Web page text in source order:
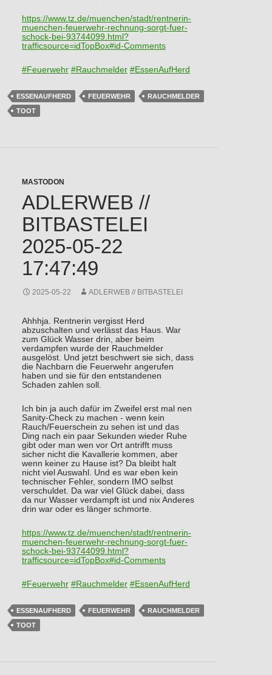
https://www. tz.de/muenchen/stadt/rentnerin-
muenchen-feuerwehr-rechnung-sorgt-fuer-
schock-bei-93744099.html?
trafficsource=idTopBox#id-Comments
#Feuerwehr #Rauchmelder #EssenAufHerd
ESSENAUFHERD FEUERWEHR
RAUCHMELDER
TOOT
MASTODON
ADLERWEB //
BITBASTELEI
2025-05-22
17:47:49
2025-05-22 ADLERWEB // BITBASTELEI
Ahhhja. Rentnerin vergisst Herd
abzuschalten und verlässt das Haus. War
zum Glück Wasser drin, aber beim
verdampfen wurde der Rauchmelder
ausgelöst. Und jetzt beschwert sie sich, dass
die Nachbarn die Feuerwehr angerufen
haben und sie für den entstandenen
Schaden zahlen soll.
Ich bin ja auch dafür im Zweifel erst mal nen
Sanity-Check zu machen - wenn kein
Rauch/Feuerschein zu sehen ist und das
Ding nach ein paar Sekunden wieder Ruhe
gibt oder man wen vor Ort antrifft muss
sicher nicht die Kavallerie kommen, aber
wenn keiner zu Hause ist? Da bleibt halt
nicht viel Auswahl. Und es war eben kein
technischer Fehler, sondern IMO selbst
verschuldet. Da war viel Glück dabei, dass
da nur Wasser verdampft ist und nix Anderes
drin war oder es länger schmorte.
https://www. tz.de/muenchen/stadt/rentnerin-
muenchen-feuerwehr-rechnung-sorgt-fuer-
schock-bei-93744099.html?
trafficsource=idTopBox#id-Comments
#Feuerwehr #Rauchmelder #EssenAufHerd
ESSENAUFHERD FEUERWEHR
RAUCHMELDER
TOOT